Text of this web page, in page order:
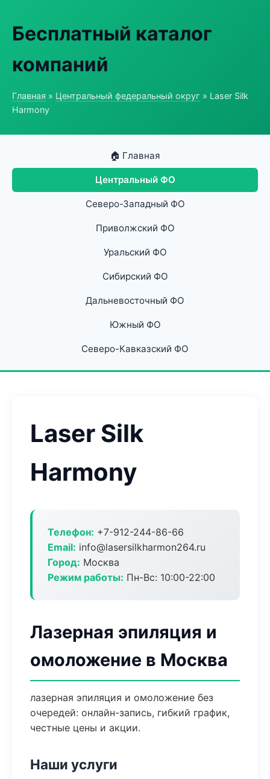
Бесплатный каталог
компаний
Главная » Центральный федеральный округ » Laser Silk
Harmony
🏠 Главная
Центральный ФО
Северо-Западный ФО
Приволжский ФО
Уральский ФО
Сибирский ФО
Дальневосточный ФО
Южный ФО
Северо-Кавказский ФО
Laser Silk
Harmony
Телефон: +7-912-244-86-66
Email: info@lasersilkharmon264.ru
Город: Москва
Режим работы: Пн-Вс: 10:00-22:00
Лазерная эпиляция и
омоложение в Москва
лазерная эпиляция и омоложение без
очередей: онлайн-запись, гибкий график,
честные цены и акции.
Наши услуги